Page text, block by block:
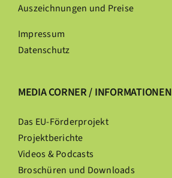
Auszeichnungen und Preise
Impressum
Datenschutz
MEDIA CORNER / INFORMATIONEN
Das EU-Förderprojekt
Projektberichte
Videos & Podcasts
Broschüren und Downloads